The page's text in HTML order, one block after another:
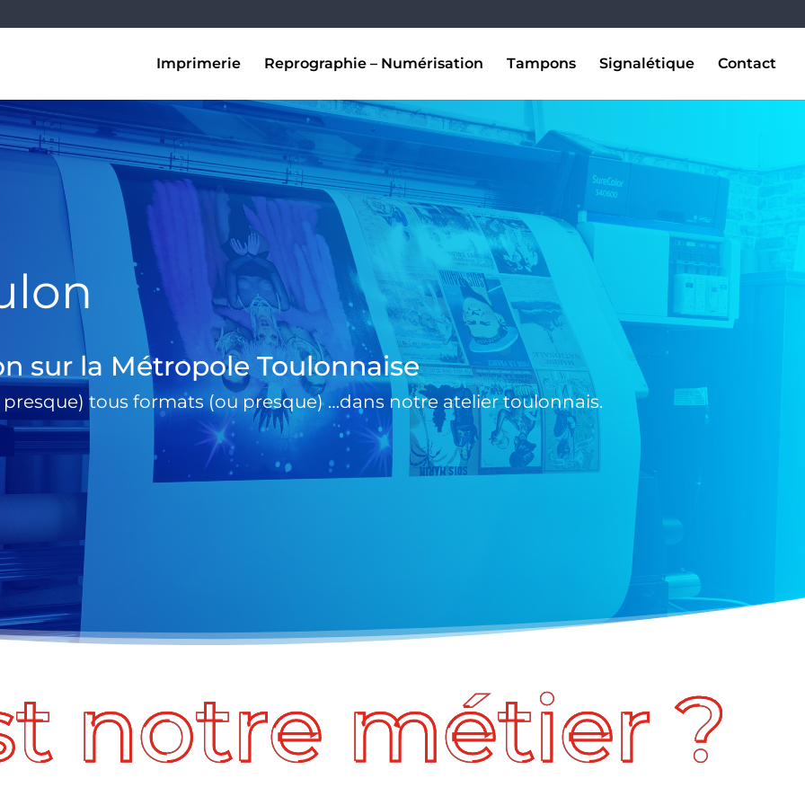
Imprimerie Reprographie – Numérisation Tampons Signalétique Contact
sur la Métropole Toulonnaise
tous formats (ou presque) …dans notre atelier toulonnais.